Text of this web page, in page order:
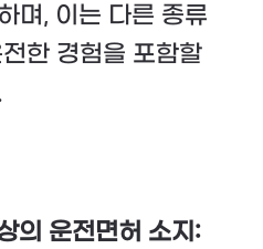
며, 이는 다른 종류
한 경험을 포함할
의 운전면허 소지: